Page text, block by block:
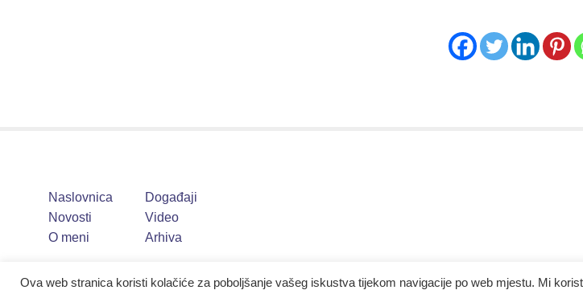
Naslovnica
Novosti
O meni
Događaji
Video
Arhiva
Ova web stranica koristi kolačiće za poboljšanje vašeg iskustva tijekom navigacije po web mjestu. Mi